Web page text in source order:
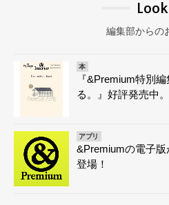
編集部からの
本
『&Premium特別
る。』好評発売中。
アプリ
&Premiumの電子
登場！